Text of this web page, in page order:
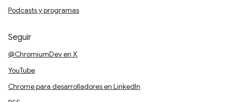
Podcasts y programas
Seguir
@ChromiumDev en X
YouTube
Chrome para desarrolladores en LinkedIn